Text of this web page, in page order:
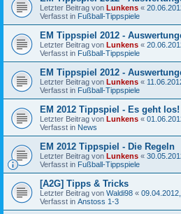
Letzter Beitrag von Lunkens «
Verfasst in Fußball-Tippspiele
EM Tippspiel 2012 -
Letzter Beitrag von Lunkens «
Verfasst in Fußball-Tippspiele
EM Tippspiel 2012 -
Letzter Beitrag von Lunkens «
Verfasst in Fußball-Tippspiele
EM 2012 Tippspiel - Es geht los!
Letzter Beitrag von Lunkens «
Verfasst in News
EM 2012 Tippspiel - Die Regeln
Letzter Beitrag von Lunkens «
Verfasst in Fußball-Tippspiele
[A2G] Tipps & Tricks
Letzter Beitrag von Waldi98 «
Verfasst in Anstoss 1-3